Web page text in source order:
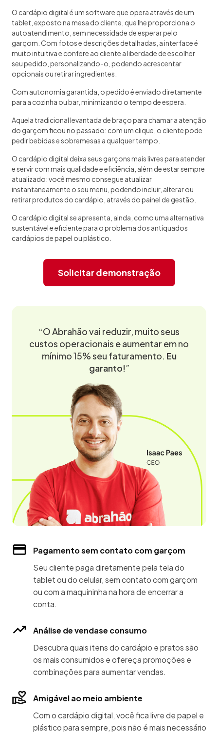
O cardápio digital é um software que opera através de um
tablet, exposto na mesa do cliente, que lhe proporciona o
autoatendimento, sem necessidade de esperar pelo
garçom. Com fotos e descrições detalhadas, a interface é
muito intuitiva e confere ao cliente a liberdade de escolher
seu pedido, personalizando-o, podendo acrescentar
opcionais ou retirar ingredientes.
Com autonomia garantida, o pedido é enviado diretamente
para a cozinha ou bar, minimizando o tempo de espera.
Aquela tradicional levantada de braço para chamar a atenção
do garçom ficou no passado: com um clique, o cliente pode
pedir bebidas e sobremesas a qualquer tempo.
O cardápio digital deixa seus garçons mais livres para atender
e servir com mais qualidade e eficiência, além de estar sempre
atualizado: você mesmo consegue atualizar
instantaneamente o seu menu, podendo incluir, alterar ou
retirar produtos do cardápio, através do painel de gestão.
O cardápio digital se apresenta, ainda, como uma alternativa
sustentável e eficiente para o problema dos antiquados
cardápios de papel ou plástico.
Solicitar demonstração
“O Abrahão vai reduzir, muito seus
custos operacionais e aumentar em no
mínimo 15% seu faturamento. Eu
garanto!”
Pagamento sem contato com garçom
Seu cliente paga diretamente pela tela do
tablet ou do celular, sem contato com garçom
ou com a maquininha na hora de encerrar a
conta.
Análise de vendase consumo
Descubra quais itens do cardápio e pratos são
os mais consumidos e ofereça promoções e
combinações para aumentar vendas.
Amigável ao meio ambiente
Com o cardápio digital, você fica livre de papel e
plástico para sempre, pois não é mais necessário